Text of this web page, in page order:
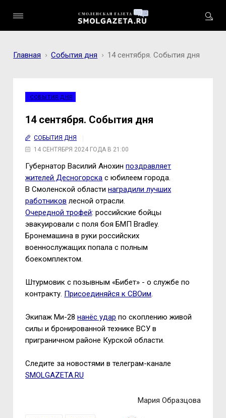
Главная События дня 14 сентября. События дня
СОБЫТИЯ ДНЯ
14 сентября. События дня
СОБЫТИЯ ДНЯ
14 СЕНТЯБРЯ 2024 ГОДА В 21:00
Губернатор Василий Анохинпоздравляет
жителей Десногорска с юбилеем города.
В Смоленской областинаградили лучших
работников лесной отрасли.
Очередной трофей: российские бойцы
эвакуировали с поля боя БМП Bradley.
Бронемашина в руки российских
военнослужащих попала с полным
боекомплектом.
Штурмовик с позывным «Бибет» - о службе по
контракту. Присоединяйся к СВОим.
Экипаж Ми-28нанёс удар по скоплению живой
силы и бронированной технике ВСУ в
приграничном районе Курской области.
Следите за новостями в телеграм-канале
SMOLGAZETA.RU
Мария Образцова